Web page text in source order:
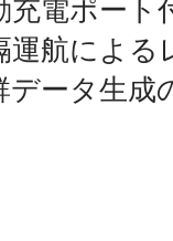
運航による
データ生成